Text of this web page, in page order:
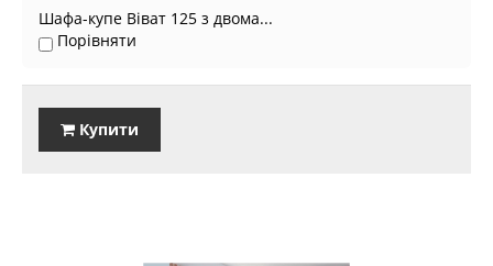
Шафа-купе Віват 125 з двома...
Порівняти
Купити